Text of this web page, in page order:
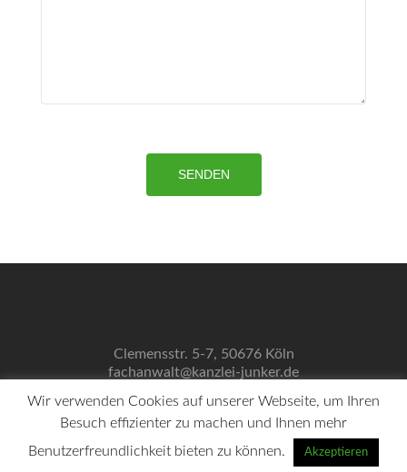
Clemensstr. 5-7, 50676 Köln
fachanwalt@kanzlei-junker.de
Impressum
Datenschutzerklärung
Links
Wir verwenden Cookies auf unserer Webseite, um Ihren
Besuch effizienter zu machen und Ihnen mehr
Benutzerfreundlichkeit bieten zu können.
Akzeptieren